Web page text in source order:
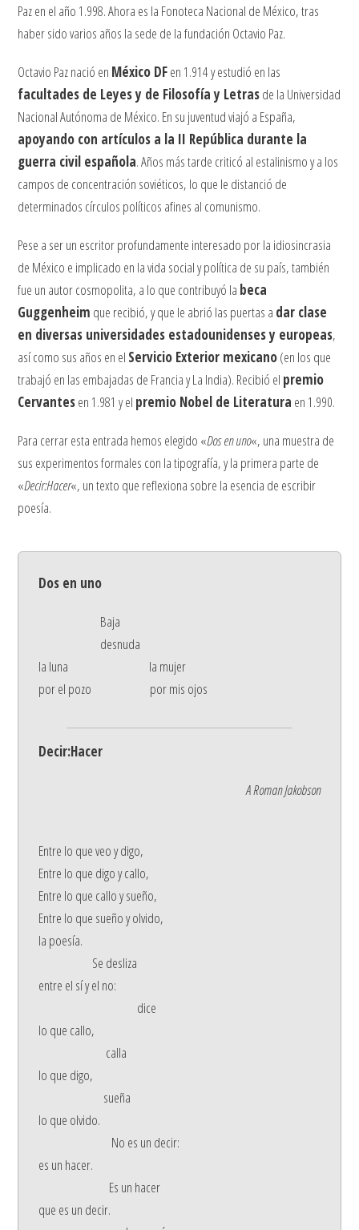
Paz en el año 1.998. Ahora es la Fonoteca Nacional de México, tras
haber sido varios años la sede de la fundación Octavio Paz.
Octavio Paz nació en México DFen 1.914 y estudió en las
facultades de Leyes y de Filosofía y Letrasde la Universidad
Nacional Autónoma de México. En su juventud viajó a España,
apoyando con artículos a la II República durante la
guerra civil española. Años más tarde criticó al estalinismo y a los
campos de concentración soviéticos, lo que le distanció de
determinados círculos políticos afines al comunismo.
Pese a ser un escritor profundamente interesado por la idiosincrasia
de México e implicado en la vida social y política de su país, también
fue un autor cosmopolita, a lo que contribuyó la beca
Guggenheim que recibió, y que le abrió las puertas a dar clase
en diversas universidades estadounidenses y europeas,
así como sus años en el Servicio Exterior mexicano(en los que
trabajó en las embajadas de Francia y La India). Recibió el premio
Cervantesen 1.981 y el premio Nobel de Literatura en 1.990.
Para cerrar esta entrada hemos elegido «Dos en uno«, una muestra de
sus experimentos formales con la tipografía, y la primera parte de
«Decir:Hacer«, un texto que reflexiona sobre la esencia de escribir
poesía.
Dos en uno
Baja
desnuda
la luna la mujer
por el pozo por mis ojos
Decir:Hacer
A Roman Jakobson
Entre lo que veo y digo,
Entre lo que digo y callo,
Entre lo que callo y sueño,
Entre lo que sueño y olvido,
la poesía.
Se desliza
entre el sí y el no:
dice
lo que callo,
calla
lo que digo,
sueña
lo que olvido.
No es un decir:
es un hacer.
Es un hacer
que es un decir.